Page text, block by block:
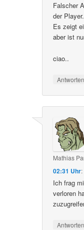
Falscher
der Player.
Es zeigt
aber ist
ciao..
Antworten
Mathias
02:31 Uhr:
Ich frag
verloren
Antworten